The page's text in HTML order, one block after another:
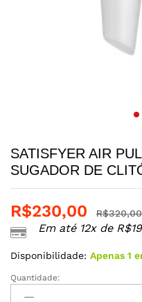
SATISFYER AIR
SUGADOR DE
R$230,00 R$320,00
Em até 12x de R$
Disponibilidade: Apenas 1
SATISFYER
AIR
Quantidade: